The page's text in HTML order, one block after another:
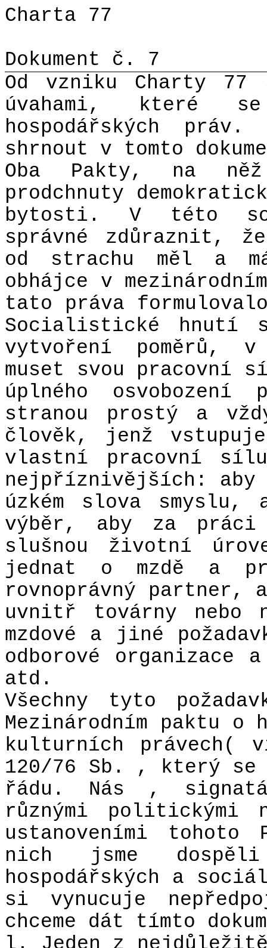
Charta 77
Dokument č. 7
Od vzniku Charty 77
úvahami, které
hospodářských
shrnout v tomto
Oba Pakty, na
prodchnuty
bytosti. V této
správné zdůraznit,
od strachu měl a
obhájce v
tato práva
Socialistické
vytvoření poměrů,
muset svou pracovní
úplného osvobození
stranou prostý a
člověk, jenž
vlastní pracovní sílu
nejpříznivějších: aby
úzkém slova
výběr, aby za práci
slušnou životní
jednat o mzdě a
rovnoprávný partner,
uvnitř továrny
mzdové a jiné
odborové organizace
atd.
Všechny tyto
Mezinárodním paktu o
kulturních právech(
120/76 Sb. , který
řádu. Nás ,
různými politickými
ustanoveními tohoto
nich jsme
hospodářských a
si vynucuje
chceme dát tímto